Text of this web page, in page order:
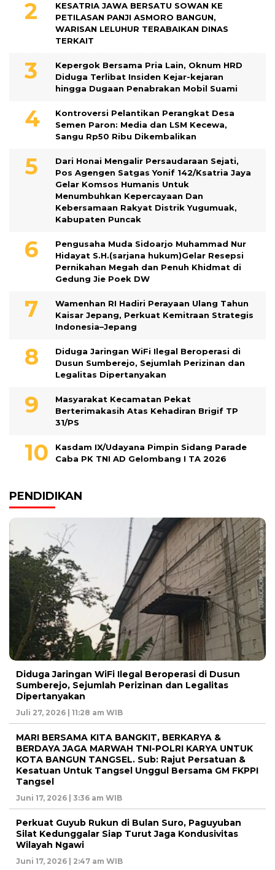
KESATRIA JAWA BERSATU SOWAN KE
PETILASAN PANJI ASMORO BANGUN,
WARISAN LELUHUR TERABAIKAN DINAS
TERKAIT
Kepergok Bersama Pria Lain, Oknum HRD
Diduga Terlibat Insiden Kejar-kejaran
hingga Dugaan Penabrakan Mobil Suami
Kontroversi Pelantikan Perangkat Desa
Semen Paron: Media dan LSM Kecewa,
Sangu Rp50 Ribu Dikembalikan
Dari Honai Mengalir Persaudaraan Sejati,
Pos Agengen Satgas Yonif 142/Ksatria Jaya
Gelar Komsos Humanis Untuk
Menumbuhkan Kepercayaan Dan
Kebersamaan Rakyat Distrik Yugumuak,
Kabupaten Puncak
Pengusaha Muda Sidoarjo Muhammad Nur
Hidayat S.H.(sarjana hukum)Gelar Resepsi
Pernikahan Megah dan Penuh Khidmat di
Gedung Jie Poek DW
Wamenhan RI Hadiri Perayaan Ulang Tahun
Kaisar Jepang, Perkuat Kemitraan Strategis
Indonesia–Jepang
Diduga Jaringan WiFi Ilegal Beroperasi di
Dusun Sumberejo, Sejumlah Perizinan dan
Legalitas Dipertanyakan
Masyarakat Kecamatan Pekat
Berterimakasih Atas Kehadiran Brigif TP
31/PS
Kasdam IX/Udayana Pimpin Sidang Parade
Caba PK TNI AD Gelombang I TA 2026
PENDIDIKAN
Diduga Jaringan WiFi Ilegal Beroperasi di Dusun
Sumberejo, Sejumlah Perizinan dan Legalitas
Dipertanyakan
Juli 27, 2026 | 11:28 am WIB
MARI BERSAMA KITA BANGKIT, BERKARYA &
BERDAYA JAGA MARWAH TNI-POLRI KARYA UNTUK
KOTA BANGUN TANGSEL. Sub: Rajut Persatuan &
Kesatuan Untuk Tangsel Unggul Bersama GM FKPPI
Tangsel
Juni 17, 2026 | 3:36 am WIB
Perkuat Guyub Rukun di Bulan Suro, Paguyuban
Silat Kedunggalar Siap Turut Jaga Kondusivitas
Wilayah Ngawi
Juni 17, 2026 | 2:47 am WIB